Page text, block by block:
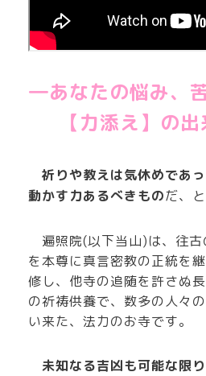
―あなたの悩み、
【力添え】の
祈りや教えは気休めであ
動かす力あるべきものだ、
遍照院(以下当山)は、往古
を本尊に真言密教の正統を
修し、他寺の追随を許さぬ
の祈祷供養で、 数多の人々
い来た、法力のお寺です。
未知なる吉凶も可能な限